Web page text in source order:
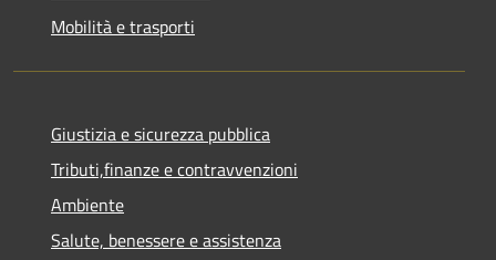
Mobilità e trasporti
Giustizia e sicurezza pubblica
Tributi,finanze e contravvenzioni
Ambiente
Salute, benessere e assistenza